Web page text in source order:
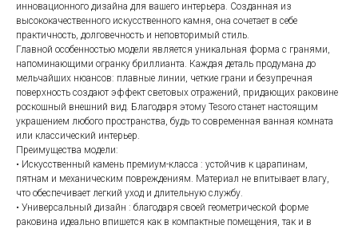
инновационного дизайна для вашего интерьера. Созданная из
высококачественного искусственного камня, она сочетает в себе
практичность, долговечность и неповторимый стиль.
Главной особенностью модели является уникальная форма с гранями,
напоминающими огранку бриллианта. Каждая деталь продумана до
мельчайших нюансов: плавные линии, четкие грани и безупречная
поверхность создают эффект световых отражений, придающих раковине
роскошный внешний вид. Благодаря этому Tesoro станет настоящим
украшением любого пространства, будь то современная ванная комната
или классический интерьер.
Преимущества модели:
• Искусственный камень премиум-класса : устойчив к царапинам,
пятнам и механическим повреждениям. Материал не впитывает влагу,
что обеспечивает легкий уход и длительную службу.
• Универсальный дизайн : благодаря своей геометрической форме
раковина идеально впишется как в компактные помещения, так и в